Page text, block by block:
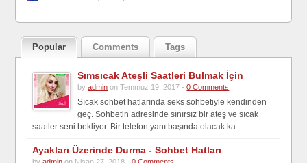
Popular Comments Tags
Sımsıcak Ateşli Saatleri Bulmak İçin
byadmin on Temmuz 19, 2017 -0 Comments
Sıcak sohbet hatlarında seks sohbetiyle kendinden
geç. Sohbetin adresinde sınırsız bir ateş ve sıcak
saatler seni bekliyor. Bir telefon yanı başında olacak ka...
Ayakları Üzerinde Durma - Sohbet Hatları